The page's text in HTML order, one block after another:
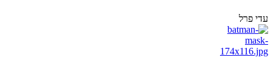
עדי פרל